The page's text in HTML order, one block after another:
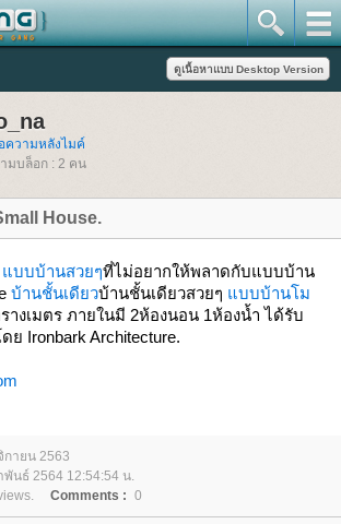
ความหลังไมค์
มบล็อก : 2 คน
House.
บบบ้านสวยๆที่ไม่อยากให้พลาดกับแบบบ้าน
บ้านชั้นเดียวบ้านชั้นเดียวสวยๆ บบบ้านโม
างเมตร ภายในมี 2ห้องนอน 1ห้องน้ำ ได้รับ
ย Ironbark Architecture.
กายน 2563
พันธ์ 2564 12:54:54 น.
Comments : 0